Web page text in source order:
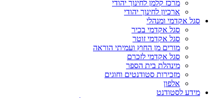
מרכז קלמן לחינוך יהודי
ארכיון לחינוך יהודי
סגל אקדמי ומנהלי
סגל אקדמי בכיר
סגל אקדמי זוטר
מורים מן החוץ ועמיתי הוראה
סגל אקדמי לזכרם
מינהלת בית הספר
מזכירות סטודנטים וחוגים
אלפון
מידע לסטודנט